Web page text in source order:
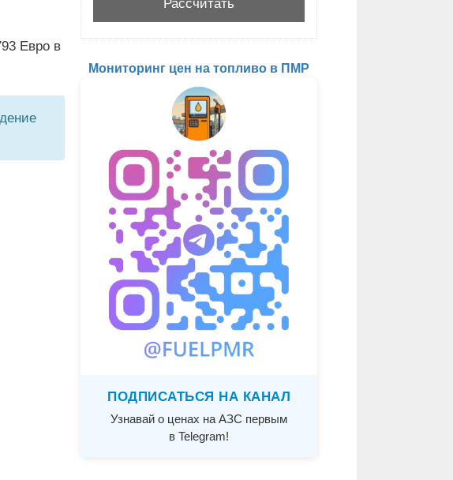
Евро в
Мониторинг цен на топливо в ПМР
ПОДПИСАТЬСЯ НА КАНАЛ
Узнавай о ценах на АЗС первым
в Telegram!